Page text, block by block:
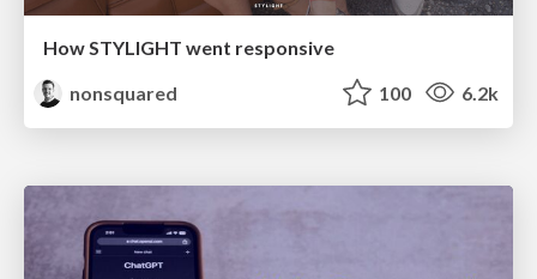
How STYLIGHT went responsive
nonsquared
100 6.2k